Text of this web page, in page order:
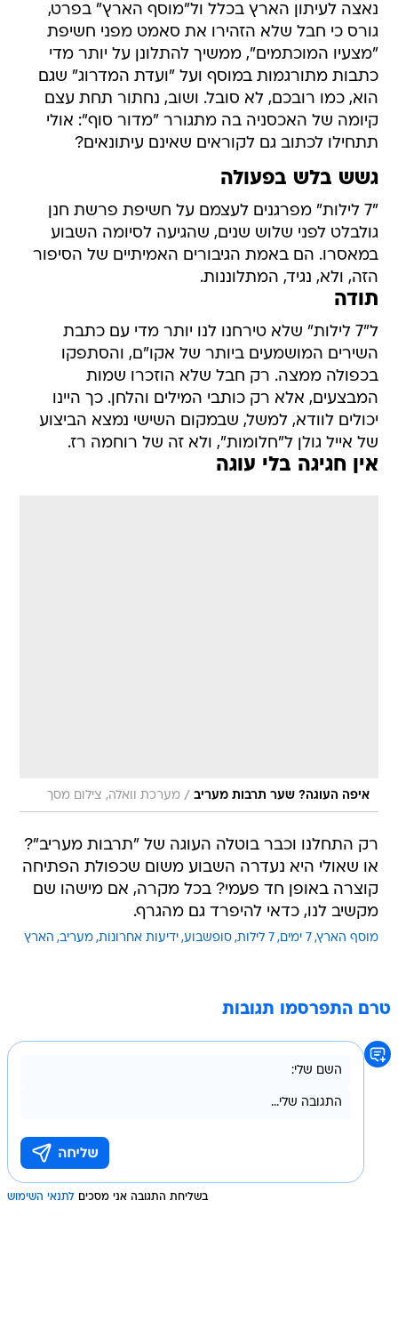
נאצה לעיתון הארץ בכלל ול"מוסף הארץ" בפרט,
גורס כי חבל שלא הזהירו את סאמט מפני חשיפת
"מצעיו המוכתמים", ממשיך להתלונן על יותר מדי
כתבות מתורגמות במוסף ועל "ועדת המדרוג" שגם
הוא, כמו רובכם, לא סובל. ושוב, נחתור תחת עצם
קיומה של האכסניה בה מתגורר "מדור סוף": אולי
תתחילו לכתוב גם לקוראים שאינם עיתונאים?
גשש בלש בפעולה
"7 לילות" מפרגנים לעצמם על חשיפת פרשת חנן
גולבלט לפני שלוש שנים, שהגיעה לסיומה השבוע
במאסרו. הם באמת הגיבורים האמיתיים של הסיפור
הזה, ולא, נגיד, המתלוננות.
תודה
ל"7 לילות" שלא טירחנו לנו יותר מדי עם כתבת
השירים המושמעים ביותר של אקו"ם, והסתפקו
בכפולה ממצה. רק חבל שלא הוזכרו שמות
המבצעים, אלא רק כותבי המילים והלחן. כך היינו
יכולים לוודא, למשל, שבמקום השישי נמצא הביצוע
של אייל גולן ל"חלומות", ולא זה של רוחמה רז.
אין חגיגה בלי עוגה
איפה העוגה? שער תרבות מעריב / מערכת וואלה, צילום מסך
רק התחלנו וכבר בוטלה העוגה של "תרבות מעריב"?
או שאולי היא נעדרה השבוע משום שכפולת הפתיחה
קוצרה באופן חד פעמי? בכל מקרה, אם מישהו שם
מקשיב לנו, כדאי להיפרד גם מהגרף.
מוסף הארץ 7 ימים 7 לילות סופשבוע ידיעות אחרונות מעריב הארץ
טרם התפרסמו תגובות
בשליחת התגובה אני מסכים לתנאי השימוש